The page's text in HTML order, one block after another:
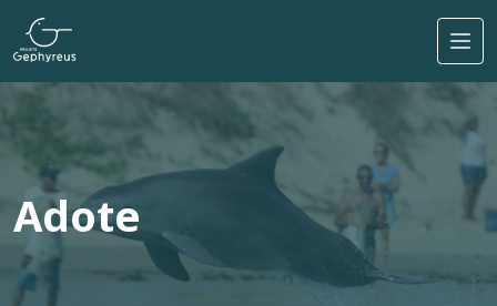
Pular para o conteúdo principal
Adote